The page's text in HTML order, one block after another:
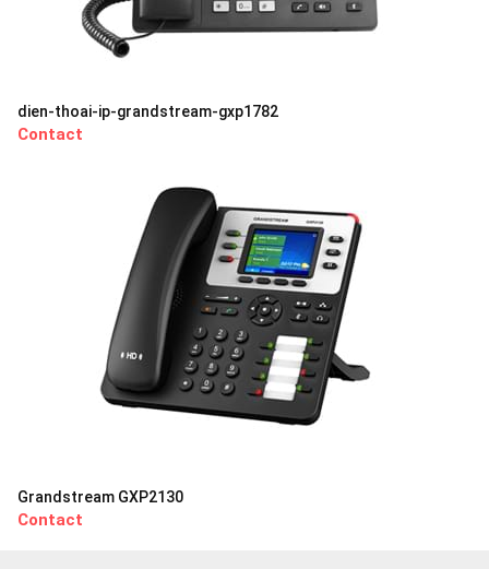
dien-thoai-ip-grandstream-gxp1782
Contact
Grandstream GXP2130
Contact